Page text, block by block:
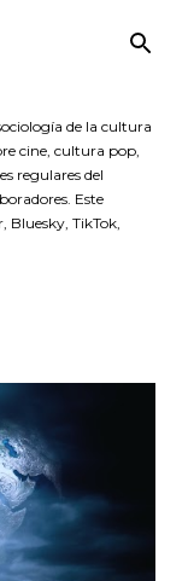
de la cultura
cine, cultura pop,
regulares del
Este
Bluesky, TikTok,